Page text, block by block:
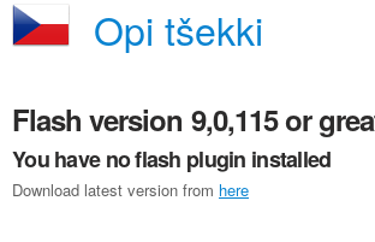
Opi tšekki
Flash version 9,0,115 or
You have no flash plugin installed
Download latest version from here